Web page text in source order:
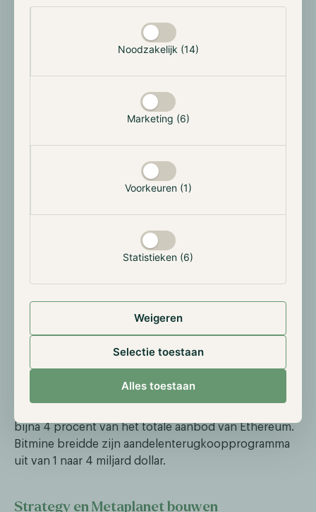
Noodzakelijk (14)
Marketing (6)
Voorkeuren (1)
Statistieken (6)
Weigeren
Selectie toestaan
Alles toestaan
Schwab heeft ook plannen aangekondigd voor een
stablecoin-product zodra de GENIUS Act volledig van
stapt over naar NYSE
CoinShares, Europa's grootste beheerder van digitale
activa met meer dan 6 miljard dollar aan beheerd
vermogen, begon op 1 april te handelen op de
Nasdaq onder de ticker CSHR. De beursnotering werd
gerealiseerd via een fusie met SPAC Vine Hill Capital
Investment Corp., bij een vooraf geschatte
bedrijfswaarde van circa 1,2 miljard dollar. CoinShares
biedt 39 cryptoproducten aan en staat in de
wereldwijde ranglijst van digitale
Eveneens deze week maakte Bitmine Immersion
Technologies de overstap van NYSE American naar de
NYSE, de grootste effectenbeurs ter wereld, onder de
bekende belegger Tom Lee, heeft een Ethereum-
bijna 4 procent van het totale aanbod van Ethereum.
Bitmine breidde zijn aandelenterugkoopprogramma
uit van 1 naar 4 miljard dollar.
Strategy en Metaplanet bouwen